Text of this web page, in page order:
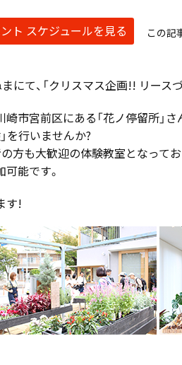
ト スケジュールを見る この記
にて、「クリスマス企画!! リース
市宮前区にある「花ノ停留所」
を行いませんか?
方も大歓迎の体験教室となって
能です。
す!